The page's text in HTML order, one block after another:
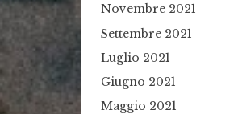
Novembre 2021
Settembre 2021
Luglio 2021
Giugno 2021
Maggio 2021